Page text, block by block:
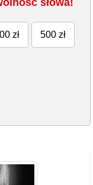
słowa!
zł 500 zł